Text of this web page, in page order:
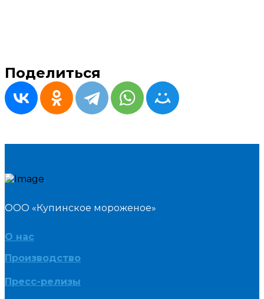
Поделиться
ООО «Купинское мороженое»
О нас
Производство
Пресс-релизы